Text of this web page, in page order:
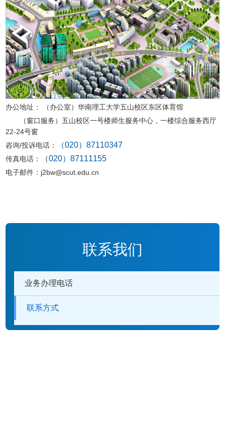
办公地址： （办公室）华南理工大学五山校区东区体育馆
（窗口服务）五山校区一号楼师生服务中心，一楼综合服务西厅
22-24号窗
咨询/投诉电话：
（020）87110347
传真电话： （020）87111155
电子邮件：j2bw@scut.edu.cn
联系我们
业务办理电话
联系方式